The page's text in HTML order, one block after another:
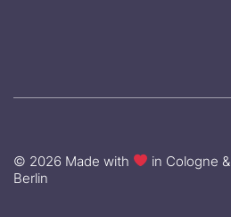
© 2026 Made with
in Cologne &
Berlin